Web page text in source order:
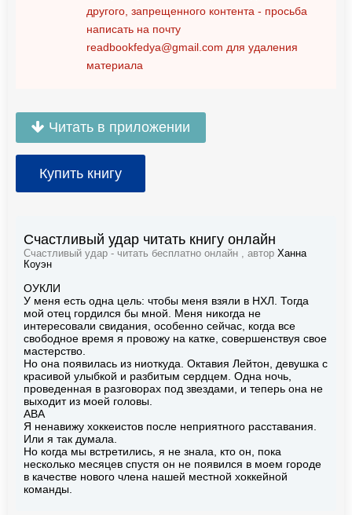
другого, запрещенного контента - просьба
написать на почту
readbookfedya@gmail.com для удаления
материала
Читать в приложении
Купить книгу
Счастливый удар читать книгу онлайн
Счастливый удар - читать бесплатно онлайн , автор Ханна
Коуэн
ОУКЛИ
У меня есть одна цель: чтобы меня взяли в НХЛ. Тогда
мой отец гордился бы мной. Меня никогда не
интересовали свидания, особенно сейчас, когда все
свободное время я провожу на катке, совершенствуя свое
мастерство.
Но она появилась из ниоткуда. Октавия Лейтон, девушка с
красивой улыбкой и разбитым сердцем. Одна ночь,
проведенная в разговорах под звездами, и теперь она не
выходит из моей головы.
АВА
Я ненавижу хоккеистов после неприятного расставания.
Или я так думала.
Но когда мы встретились, я не знала, кто он, пока
несколько месяцев спустя он не появился в моем городе
в качестве нового члена нашей местной хоккейной
команды.